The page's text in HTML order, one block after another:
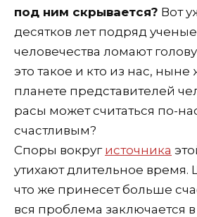
под ним скрывается? Вот
десятков лет подряд
человечества ломают
это такое и кто из нас,
планете представителей
расы может считаться по-
счастливым?
Споры вокруг источника
утихают длительное время.
что же принесет больше
вся проблема заключается в